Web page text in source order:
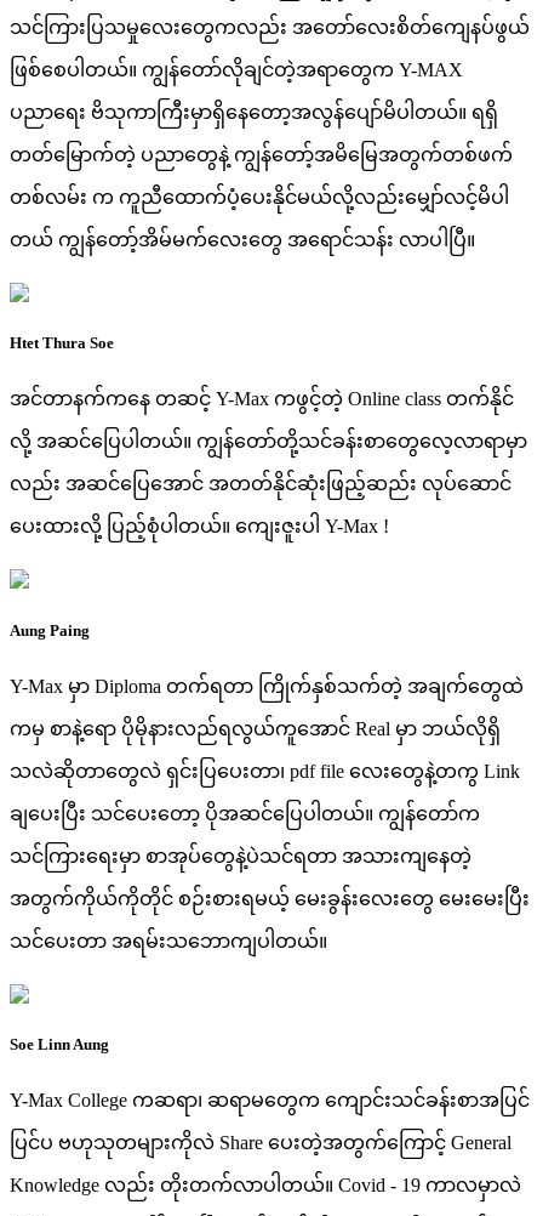
သင်ကြားပြသမှုလေးတွေကလည်း အတော်လေးစိတ်ကျေနပ်ဖွယ်
ဖြစ်စေပါတယ်။ ကျွန်တော်လိုချင်တဲ့အရာတွေက Y-MAX
ပညာရေး ဗိသုကာကြီးမှာရှိနေတော့အလွန်ပျော်မိပါတယ်။ ရရှိ
တတ်မြောက်တဲ့ ပညာတွေနဲ့ ကျွန်တော့်အမိမြေအတွက်တစ်ဖက်
တစ်လမ်း က ကူညီထောက်ပံ့ပေးနိုင်မယ်လို့လည်းမျှော်လင့်မိပါ
တယ် ကျွန်တော့်အိမ်မက်လေးတွေ အရောင်သန်း လာပါပြီ။
Htet Thura Soe
အင်တာနက်ကနေ တဆင့် Y-Max ကဖွင့်တဲ့ Online class တက်နိုင်
လို့ အဆင်ပြေပါတယ်။ ကျွန်တော်တို့သင်ခန်းစာတွေလေ့လာရာမှာ
လည်း အဆင်ပြေအောင် အတတ်နိုင်ဆုံးဖြည့်ဆည်း လုပ်ဆောင်
ပေးထားလို့ ပြည့်စုံပါတယ်။ ကျေးဇူးပါ Y-Max !
Aung Paing
Y-Max မှာ Diploma တက်ရတာ ကြိုက်နှစ်သက်တဲ့ အချက်တွေထဲ
ကမှ စာနဲ့ရော ပိုမိုနားလည်ရလွယ်ကူအောင် Real မှာ ဘယ်လိုရှိ
သလဲဆိုတာတွေလဲ ရှင်းပြပေးတာ၊ pdf file လေးတွေနဲ့တကွ Link
ချပေးပြီး သင်ပေးတော့ ပိုအဆင်ပြေပါတယ်။ ကျွန်တော်က
သင်ကြားရေးမှာ စာအုပ်တွေနဲ့ပဲသင်ရတာ အသားကျနေတဲ့
အတွက်ကိုယ်ကိုတိုင် စဉ်းစားရမယ့် မေးခွန်းလေးတွေ မေးမေးပြီး
သင်ပေးတာ အရမ်းသဘောကျပါတယ်။
Soe Linn Aung
Y-Max College ကဆရာ၊ ဆရာမတွေက ကျောင်းသင်ခန်းစာအပြင်
ပြင်ပ ဗဟုသုတများကိုလဲ Share ပေးတဲ့အတွက်ကြောင့် General
Knowledge လည်း တိုးတက်လာပါတယ်။ Covid - 19 ကာလမှာလဲ